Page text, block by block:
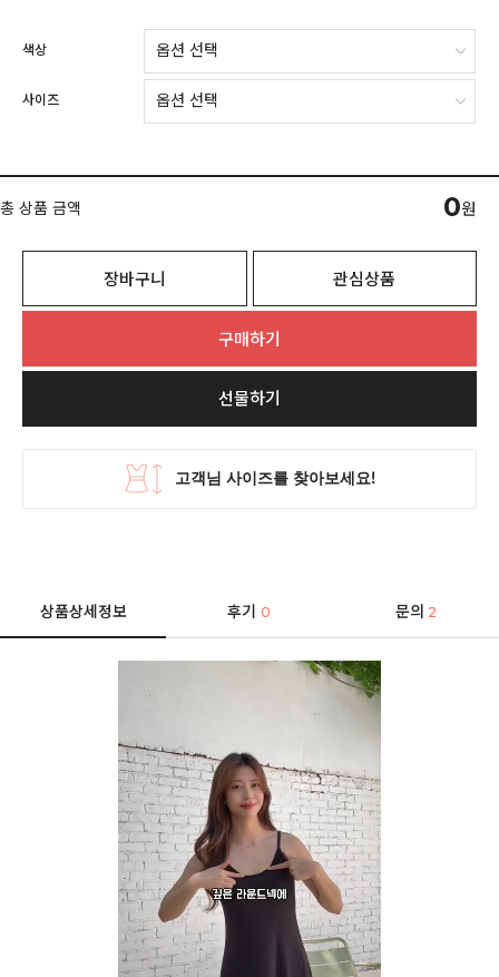
색상
사이즈
총 상품 금액 0원
장바구니 관심상품
구매하기
선물하기
상품상세정보 후기0 문의 2